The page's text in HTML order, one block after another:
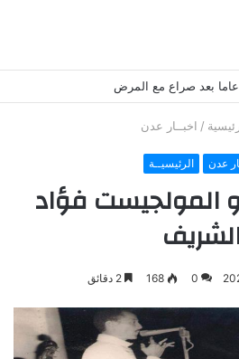
/ اخبــار عدن
عدن الرئيسيــة
المولجيست فؤاد
0
168